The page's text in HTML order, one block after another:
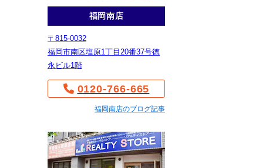
福岡南店
〒815-0032
福岡市南区塩原1丁目20番37号徳
永ビル1階
0120-766-665
福岡南店のブログ記事